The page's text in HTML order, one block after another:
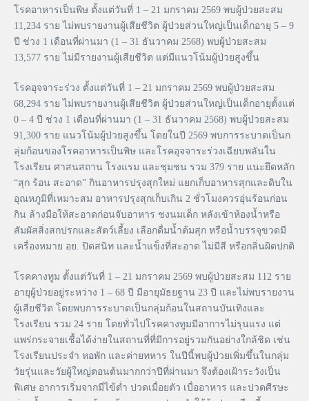
โรคอาหารเป็นพิษ ตั้งแต่วันที่ 1 – 21 มกราคม 2569 พบผู้ป่วยสะสม
11,234 ราย ไม่พบรายงานผู้เสียชีวิต ผู้ป่วยส่วนใหญ่เป็นเด็กอายุ 5 – 9
ปี ช่วง 1 เดือนที่ผ่านมา (1 – 31 ธันวาคม 2568) พบผู้ป่วยสะสม
13,577 ราย ไม่มีรายงานผู้เสียชีวิต แต่มีแนวโน้มผู้ป่วยสูงขึ้น
โรคอุจจาระร่วง ตั้งแต่วันที่ 1 – 21 มกราคม 2569 พบผู้ป่วยสะสม
68,294 ราย ไม่พบรายงานผู้เสียชีวิต ผู้ป่วยส่วนใหญ่เป็นเด็กอายุตั้งแต่
0 – 4 ปี ช่วง 1 เดือนที่ผ่านมา (1 – 31 ธันวาคม 2568) พบผู้ป่วยสะสม
91,300 ราย แนวโน้มผู้ป่วยสูงขึ้น โดยในปี 2569 พบการระบาดเป็นก
ลุ่มก้อนของโรคอาหารเป็นพิษ และโรคอุจจาระร่วงเฉียบพลันใน
โรงเรียน ศาสนสถาน โรงแรม และชุมชน รวม 379 ราย แนะยึดหลัก
“สุก ร้อน สะอาด” กินอาหารปรุงสุกใหม่ แยกเก็บอาหารสุกและดิบใน
อุณหภูมิที่เหมาะสม อาหารปรุงสุกเก็บเกิน 2 ชั่วโมงควรอุ่นร้อนก่อน
กิน ล้างมือให้สะอาดก่อนจับอาหาร ชงนมเด็ก หลังเข้าห้องน้ำหรือ
สัมผัสสิ่งสกปรกและสัตว์เลี้ยง เลือกดื่มน้ำต้มสุก หรือน้ำบรรจุขวดมี
เครื่องหมาย อย. ปิดสนิท และน้ำแข็งที่สะอาด ไม่มีสี หรือกลิ่นผิดปกติ
โรคคางทูม ตั้งแต่วันที่ 1 – 21 มกราคม 2569 พบผู้ป่วยสะสม 112 ราย
อายุผู้ป่วยอยู่ระหว่าง 1 – 68 ปี มีอายุมัธยฐาน 23 ปี และไม่พบรายงาน
ผู้เสียชีวิต โดยพบการระบาดเป็นกลุ่มก้อนในสถานบันเทิงและ
โรงเรียน รวม 24 ราย โดยทั่วไปโรคคางทูมมีอาการไม่รุนแรง แต่
แพร่กระจายเชื้อได้ง่ายในสถานที่ที่มีการอยู่รวมกันอย่างใกล้ชิด เช่น
โรงเรียนประจำ หอพัก และค่ายทหาร ในปีนี้พบผู้ป่วยเพิ่มขึ้นในกลุ่ม
วัยรุ่นและวัยผู้ใหญ่ตอนต้นมากกว่าปีที่ผ่านมา จึงต้องเฝ้าระวังเป็น
พิเศษ อาการเริ่มจากมีไข้ต่ำ ปวดเมื่อยตัว เบื่ออาหาร และปวดศีรษะ